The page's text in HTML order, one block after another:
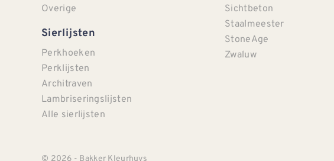
Overige
Sierlijsten
Perkhoeken
Perklijsten
Architraven
Lambriseringslijsten
Alle sierlijsten
Sichtbeton
Staalmeester
StoneAge
Zwaluw
© 2026 - Bakker Kleurhuys